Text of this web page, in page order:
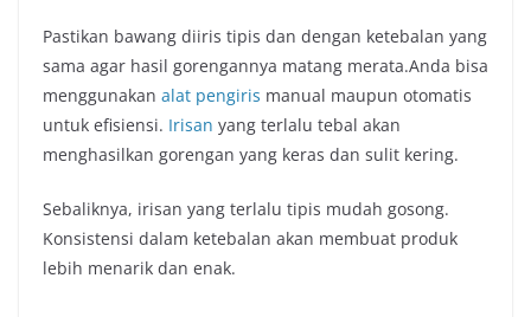
Pastikan bawang diiris tipis dan dengan ketebalan yang
sama agar hasil gorengannya matang merata.Anda bisa
menggunakan alat pengiris manual maupun otomatis
untuk efisiensi. Irisan yang terlalu tebal akan
menghasilkan gorengan yang keras dan sulit kering.
Sebaliknya, irisan yang terlalu tipis mudah gosong.
Konsistensi dalam ketebalan akan membuat produk
lebih menarik dan enak.